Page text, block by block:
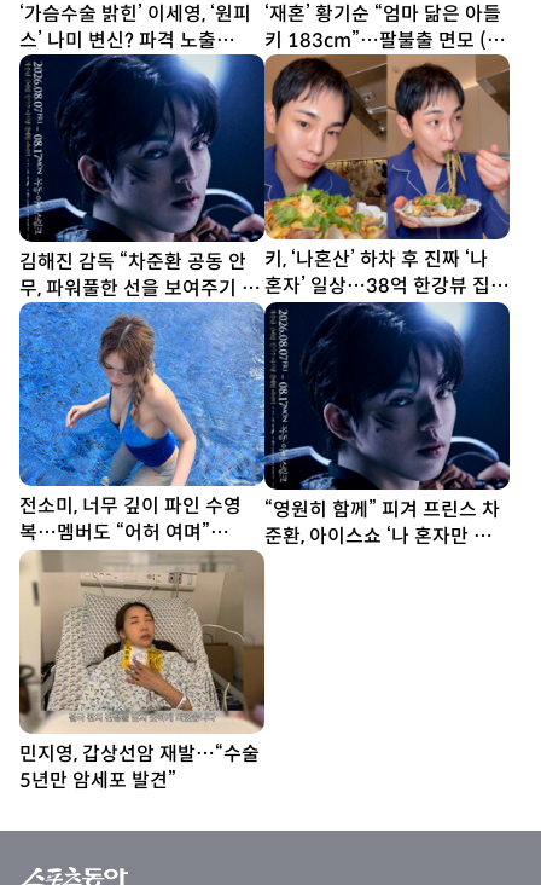
‘가슴수술 밝힌’ 이세영, ‘원피
스’ 나미 변신? 파격 노출
[DA★]
‘재혼’ 황기순 “엄마 닮은 아들
키 183cm”…팔불출 면모 (데
이앤나잇)
김해진 감독 “차준환 공동 안
무, 파워풀한 선을 보여주기 위
해 노력”
키, ‘나혼산’ 하차 후 진짜 ‘나
혼자’ 일상…38억 한강뷰 집서
요리 [SD셀픽]
전소미, 너무 깊이 파인 수영
복…멤버도 “어허 여며”
[DA★]
“영원히 함께” 피겨 프린스 차
준환, 아이스쇼 ‘나 혼자만 레벨
민지영, 갑상선암 재발…“수술
5년만 암세포 발견”